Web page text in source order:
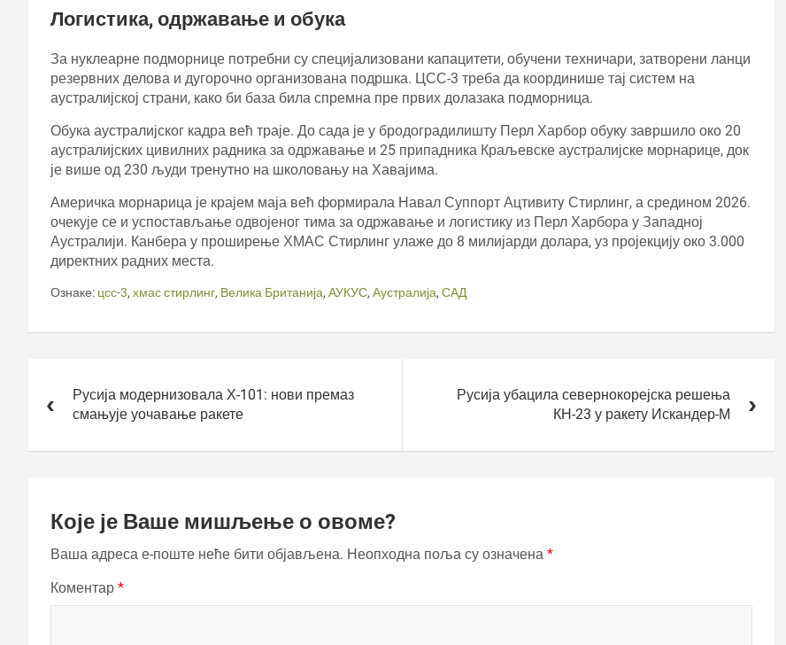
Логистика, одржавање и обука
За нуклеарне подморнице потребни су специјализовани капацитети, обучени техничари, затворени ланци
резервних делова и дугорочно организована подршка. ЦСС-3 треба да координише тај систем на
аустралијској страни, како би база била спремна пре првих долазака подморница.
Обука аустралијског кадра већ траје. До сада је у бродоградилишту Перл Харбор обуку завршило око 20
аустралијских цивилних радника за одржавање и 25 припадника Краљевске аустралијске морнарице, док
је више од 230 људи тренутно на школовању на Хавајима.
Америчка морнарица је крајем маја већ формирала Навал Суппорт Ацтивитy Стирлинг, а средином 2026.
очекује се и успостављање одвојеног тима за одржавање и логистику из Перл Харбора у Западној
Аустралији. Канбера у проширење ХМАС Стирлинг улаже до 8 милијарди долара, уз пројекцију око 3.000
директних радних места.
Ознаке: цсс-3, хмас стирлинг, Велика Британија, АУКУС, Аустралија, САД
чланкаРусија модернизовала Х-101: нови премаз
смањује уочавање ракете
Русија убацила севернокорејска решења
КН-23 у ракету Искандер-М
Које је Ваше мишљење о овоме?
Ваша адреса е-поште неће бити објављена. Неопходна поља су означена *
Коментар *